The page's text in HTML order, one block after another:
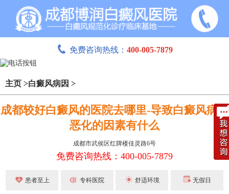
免费咨询热线： 400-005-7879
主页 >白癜风病因 >
成都较好白癜风的医院去哪里-导致白癜风病情
恶化的因素有什么
成都市武侯区红牌楼佳灵路6号
免费咨询热线：400-005-7879
患者至上 专科医院 舒适环境 无假日